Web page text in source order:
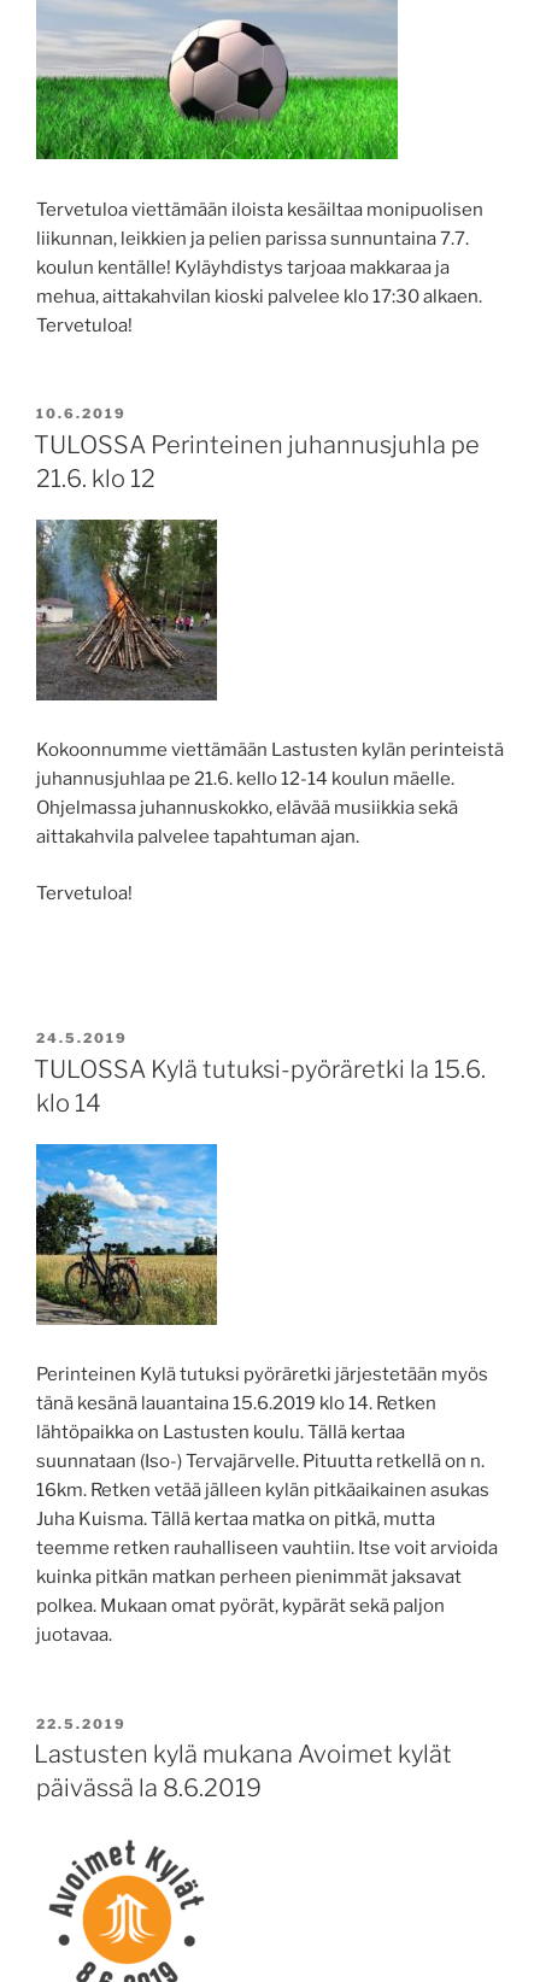
Tervetuloa viettämään iloista kesäiltaa monipuolisen
liikunnan, leikkien ja pelien parissa sunnuntaina 7.7.
koulun kentälle! Kyläyhdistys tarjoaa makkaraa ja
mehua, aittakahvilan kioski palvelee klo 17:30 alkaen.
Tervetuloa!
JULKAISTU
10.6.2019
TULOSSA Perinteinen juhannusjuhla pe
21.6. klo 12
Kokoonnumme viettämään Lastusten kylän perinteistä
juhannusjuhlaa pe 21.6. kello 12-14 koulun mäelle.
Ohjelmassa juhannuskokko, elävää musiikkia sekä
aittakahvila palvelee tapahtuman ajan.
Tervetuloa!
JULKAISTU
24.5.2019
TULOSSA Kylä tutuksi-pyöräretki la 15.6.
klo 14
Perinteinen Kylä tutuksi pyöräretki järjestetään myös
tänä kesänä lauantaina 15.6.2019 klo 14. Retken
lähtöpaikka on Lastusten koulu. Tällä kertaa
suunnataan (Iso-) Tervajärvelle. Pituutta retkellä on n.
16km. Retken vetää jälleen kylän pitkäaikainen asukas
Juha Kuisma. Tällä kertaa matka on pitkä, mutta
teemme retken rauhalliseen vauhtiin. Itse voit arvioida
kuinka pitkän matkan perheen pienimmät jaksavat
polkea. Mukaan omat pyörät, kypärät sekä paljon
juotavaa.
JULKAISTU
22.5.2019
Lastusten kylä mukana Avoimet kylät
päivässä la 8.6.2019